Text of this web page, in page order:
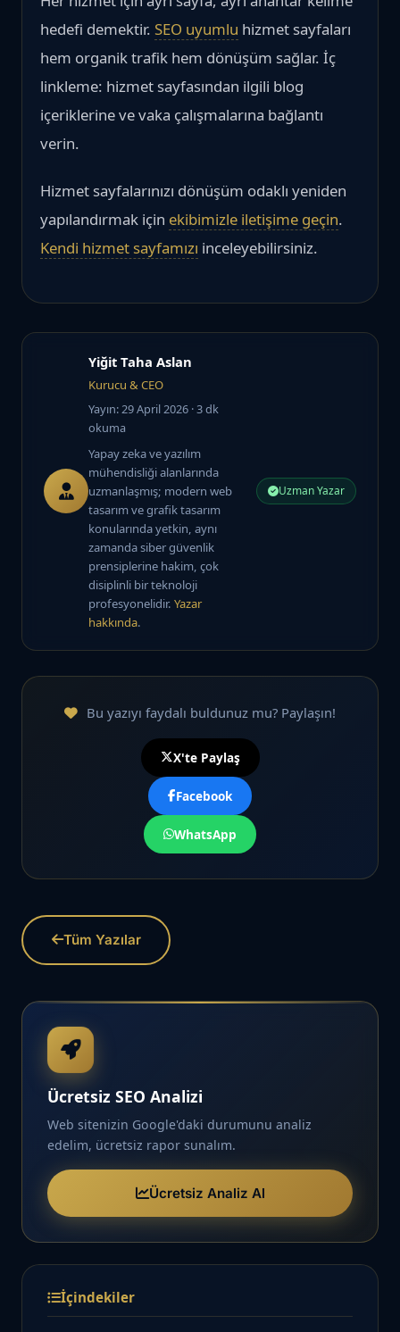
hedefi demektir. SEO uyumlu hizmet sayfaları
hem organik trafik hem dönüşüm sağlar. İç
linkleme: hizmet sayfasından ilgili blog
içeriklerine ve vaka çalışmalarına bağlantı
verin.
Hizmet sayfalarınızı dönüşüm odaklı yeniden
yapılandırmak için ekibimizle iletişime geçin.
Kendi hizmet sayfamızı inceleyebilirsiniz.
Yiğit Taha Aslan
Kurucu & CEO
Yayın: 29 April 2026 · 3 dk
okuma
Yapay zeka ve yazılım
mühendisliği alanlarında
uzmanlaşmış; modern web
tasarım ve grafik tasarım
konularında yetkin, aynı
zamanda siber güvenlik
prensiplerine hakim, çok
disiplinli bir teknoloji
profesyonelidir. Yazar
hakkında.
Uzman Yazar
Bu yazıyı faydalı buldunuz mu? Paylaşın!
X'te Paylaş
Facebook
WhatsApp
Tüm Yazılar
Ücretsiz SEO Analizi
Web sitenizin Google'daki durumunu analiz
edelim, ücretsiz rapor sunalım.
Ücretsiz Analiz Al
İçindekiler